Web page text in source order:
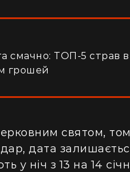
смачно: ТОП-5 страв
грошей
святом,
дата
у ніч з 13 на 14